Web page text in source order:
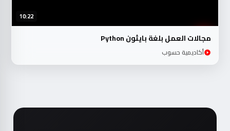
10:22
مجالات العمل بلغة بايثون Python
أكاديمية حسوب